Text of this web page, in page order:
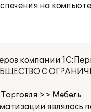
на
компании
С
>> Мебель
являлось